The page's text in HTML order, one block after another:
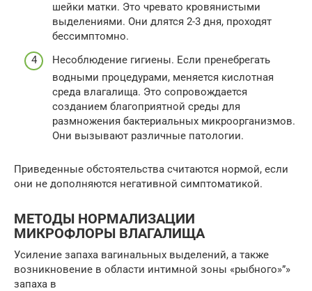
шейки матки. Это чревато кровянистыми
выделениями. Они длятся 2-3 дня, проходят
бессимптомно.
Несоблюдение гигиены. Если пренебрегать
водными процедурами, меняется кислотная
среда влагалища. Это сопровождается
созданием благоприятной среды для
размножения бактериальных микроорганизмов.
Они вызывают различные патологии.
Приведенные обстоятельства считаются нормой, если
они не дополняются негативной симптоматикой.
МЕТОДЫ НОРМАЛИЗАЦИИ
МИКРОФЛОРЫ ВЛАГАЛИЩА
Усиление запаха вагинальных выделений, а также
возникновение в области интимной зоны «рыбного»”»
запаха в